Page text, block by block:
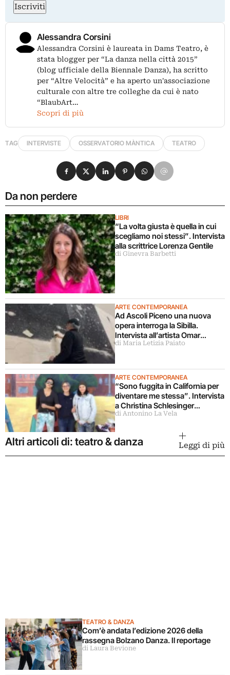
Iscriviti
Alessandra Corsini
Alessandra Corsini è laureata in Dams Teatro, è
stata blogger per “La danza nella città 2015”
(blog ufficiale della Biennale Danza), ha scritto
per “Altre Velocità” e ha aperto un'associazione
culturale con altre tre colleghe da cui è nato
“BlaubArt…
Scopri di più
TAG INTERVISTE OSSERVATORIO MÀNTICA TEATRO
Da non perdere
LIBRI
“La volta giusta è quella in cui
scegliamo noi stessi”. Intervista
alla scrittrice Lorenza Gentile
di Ginevra Barbetti
ARTE CONTEMPORANEA
Ad Ascoli Piceno una nuova
opera interroga la Sibilla.
Intervista all’artista Omar
Galliani
di Maria Letizia Paiato
ARTE CONTEMPORANEA
“Sono fuggita in California per
diventare me stessa”. Intervista
a Christina Schlesinger
delle Guerrilla Girls
di Antonino La Vela
Condividi su Facebook
Condividi su X
Condividi su LinkedIn
Condividi su Pinterest
Condividi su WhatsApp
Condividi su Email
Altri articoli di: teatro & danza Leggi di più
TEATRO & DANZA
Com’è andata l’edizione 2026 della
rassegna Bolzano Danza. Il reportage
di Laura Bevione